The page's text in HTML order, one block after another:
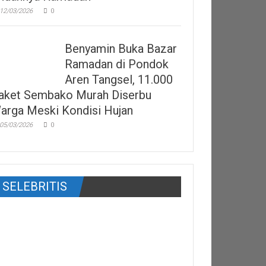
12/03/2026 0
Benyamin Buka Bazar
Ramadan di Pondok
Aren Tangsel, 11.000
Sembako Murah Diserbu
Meski Kondisi Hujan
05/03/2026 0
SELEBRITIS